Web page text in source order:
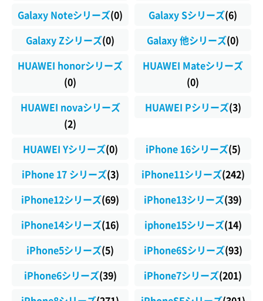
Galaxy Noteシリーズ(0) Galaxy Sシリーズ(6)
Galaxy Zシリーズ(0) Galaxy 他シリーズ(0)
HUAWEI honorシリーズ
(0)
HUAWEI Mateシリーズ
(0)
HUAWEI novaシリーズ
(2)
HUAWEI Pシリーズ(3)
HUAWEI Yシリーズ(0) iPhone 16シリーズ(5)
iPhone 17 シリーズ(3) iPhone11シリーズ(242)
iPhone12シリーズ(69) iPhone13シリーズ(39)
iPhone14シリーズ(16) iphone15シリーズ(14)
iPhone5シリーズ(5) iPhone6Sシリーズ(93)
iPhone6シリーズ(39) iPhone7シリーズ(201)